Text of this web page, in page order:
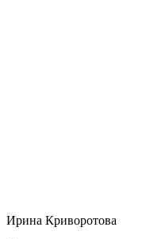
Ирина Криворотова